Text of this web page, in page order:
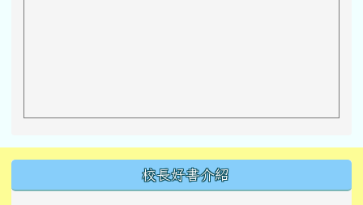
校長好書介紹